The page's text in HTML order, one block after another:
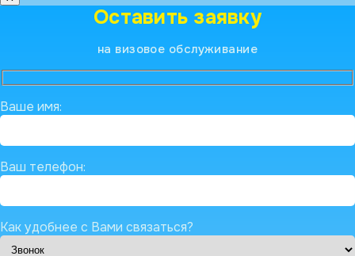
Оставить заявку
на визовое обслуживание
Ваше имя:
Ваш телефон:
Как удобнее с Вами связаться?